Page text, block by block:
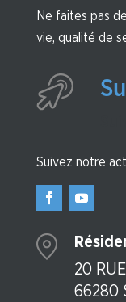
Ne faites pas
vie, qualité de
Suivez notre
20
66280